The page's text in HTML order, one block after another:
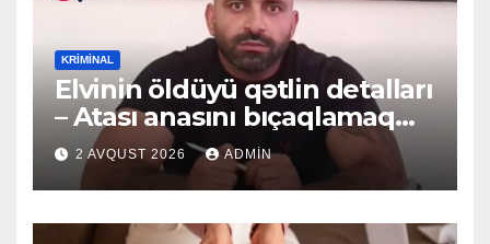
KRIMINAL
Elvinin öldüyü qətlin detalları
– Atası anasını bıçaqlamaq
istəyirmiş
2 AVQUST 2026 ADMIN